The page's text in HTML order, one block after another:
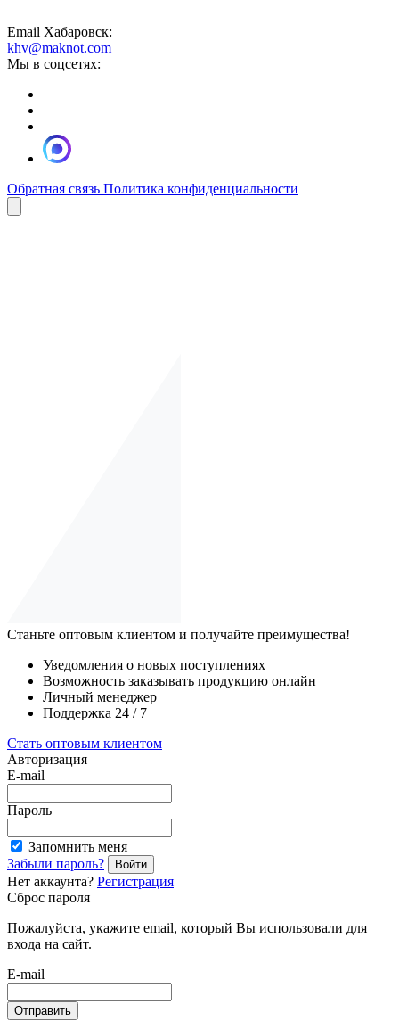
Email Хабаровск:
khv@maknot.com
Мы в соцсетях:
Обратная связь Политика конфиденциальности
Станьте оптовым клиентом и получайте преимущества!
Уведомления о новых поступлениях
Возможность заказывать продукцию онлайн
Личный менеджер
Поддержка 24 / 7
Стать оптовым клиентом
Авторизация
E-mail
Пароль
Запомнить меня
Забыли пароль?
Войти
Нет аккаунта? Регистрация
Сброс пароля
Пожалуйста, укажите email, который Вы использовали для
входа на сайт.
E-mail
Отправить